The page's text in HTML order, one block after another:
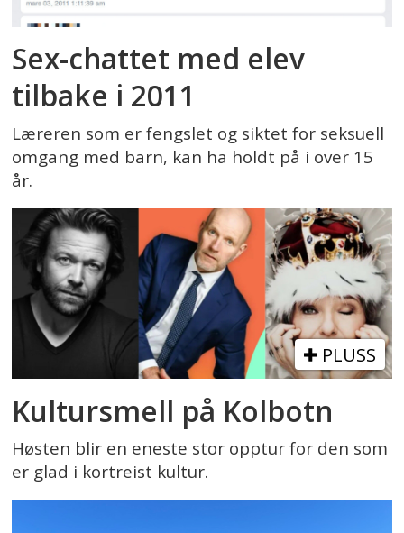
Sex-chattet med elev
tilbake i 2011
Læreren som er fengslet og siktet for seksuell
omgang med barn, kan ha holdt på i over 15
år.
PLUSS
Kultursmell på Kolbotn
Høsten blir en eneste stor opptur for den som
er glad i kortreist kultur.